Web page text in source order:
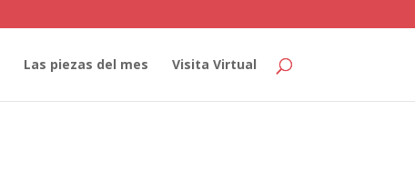
Las piezas del mes Visita Virtual